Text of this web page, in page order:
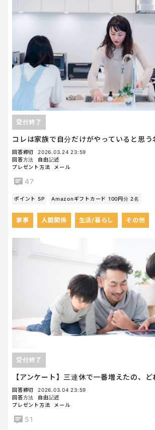
コレは家族で自分だけがやっていると思う
受付終了
回答締切
2026.03.24 23:59
回答方法
自由記述
プレゼント方法
メール
47
ポイント 5P Amazonギフトカード 100円分 2名
家事 人間関係 生活/暮らし その他
【アンケート】三連休で一番増えたの、ど
受付終了
回答締切
2026.03.04 23:59
回答方法
自由記述
プレゼント方法
メール
51